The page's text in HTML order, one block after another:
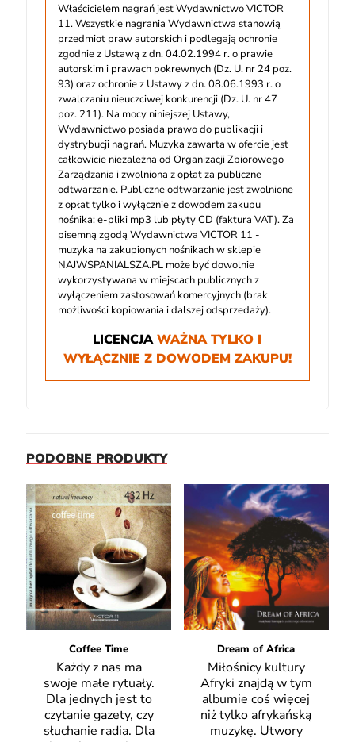
Właścicielem nagrań jest Wydawnictwo VICTOR
11. Wszystkie nagrania Wydawnictwa stanowią
przedmiot praw autorskich i podlegają ochronie
zgodnie z Ustawą z dn. 04.02.1994 r. o prawie
autorskim i prawach pokrewnych (Dz. U. nr 24 poz.
93) oraz ochronie z Ustawy z dn. 08.06.1993 r. o
zwalczaniu nieuczciwej konkurencji (Dz. U. nr 47
poz. 211). Na mocy niniejszej Ustawy,
Wydawnictwo posiada prawo do publikacji i
dystrybucji nagrań. Muzyka zawarta w ofercie jest
całkowicie niezależna od Organizacji Zbiorowego
Zarządzania i zwolniona z opłat za publiczne
odtwarzanie. Publiczne odtwarzanie jest zwolnione
z opłat tylko i wyłącznie z dowodem zakupu
nośnika: e-pliki mp3 lub płyty CD (faktura VAT). Za
pisemną zgodą Wydawnictwa VICTOR 11 -
muzyka na zakupionych nośnikach w sklepie
NAJWSPANIALSZA.PL może być dowolnie
wykorzystywana w miejscach publicznych z
wyłączeniem zastosowań komercyjnych (brak
możliwości kopiowania i dalszej odsprzedaży).
LICENCJA WAŻNA TYLKO I
WYŁĄCZNIE Z DOWODEM ZAKUPU!
PODOBNE PRODUKTY
Coffee Time
Każdy z nas ma
swoje małe rytuały.
Dla jednych jest to
czytanie gazety, czy
słuchanie radia. Dla
Dream of Africa
Miłośnicy kultury
Afryki znajdą w tym
albumie coś więcej
niż tylko afrykańską
muzykę. Utwory